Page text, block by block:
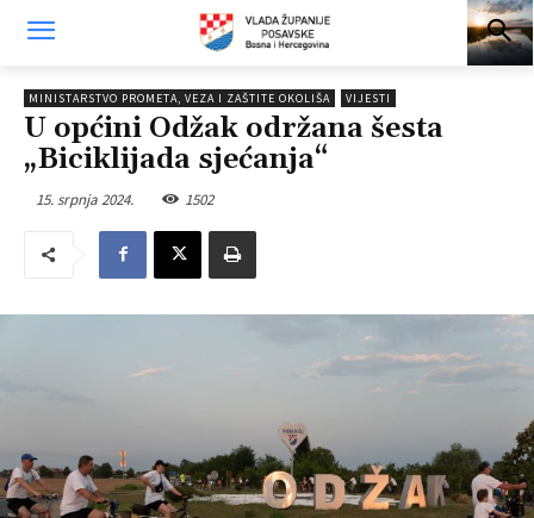
MINISTARSTVO PROMETA, VEZA I ZAŠTITE OKOLIŠA VIJESTI
U općini Odžak održana šesta
„Biciklijada sjećanja“
15. srpnja 2024. 1502